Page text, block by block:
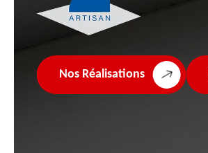
Nos Réalisations